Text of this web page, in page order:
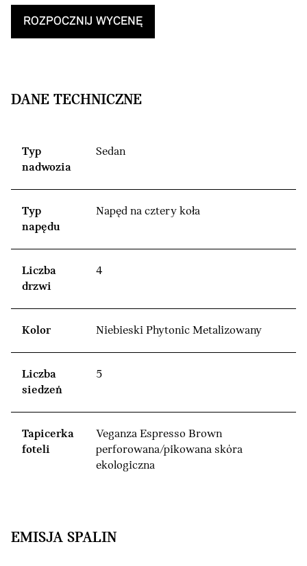
ROZPOCZNIJ WYCENĘ
DANE TECHNICZNE
Typ
nadwozia
Sedan
Typ
napędu
Napęd na cztery koła
Liczba
drzwi
4
Kolor Niebieski Phytonic Metalizowany
Liczba
siedzeń
5
Tapicerka
foteli
Veganza Espresso Brown
perforowana/pikowana skóra
ekologiczna
EMISJA SPALIN